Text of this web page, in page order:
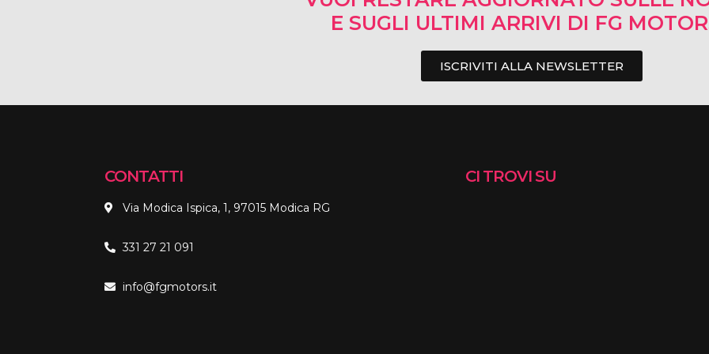
E SUGLI ULTIMI ARRIVI DI FG
ISCRIVITI ALLA NEWSLETTER
CONTATTI
Via Modica Ispica, 1, 97015 Modica RG
331 27 21 091
info@fgmotors.it
CI TROVI SU